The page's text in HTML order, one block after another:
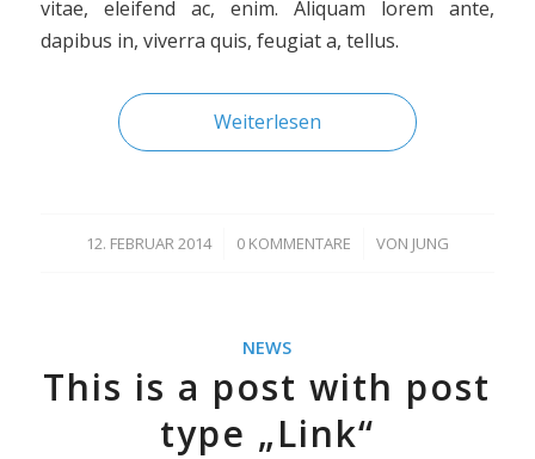
vitae, eleifend ac, enim. Aliquam lorem ante,
dapibus in, viverra quis, feugiat a, tellus.
Weiterlesen
12. FEBRUAR 2014
/ 0 KOMMENTARE
/ VON JUNG
NEWS
This is a post with post
type „Link“